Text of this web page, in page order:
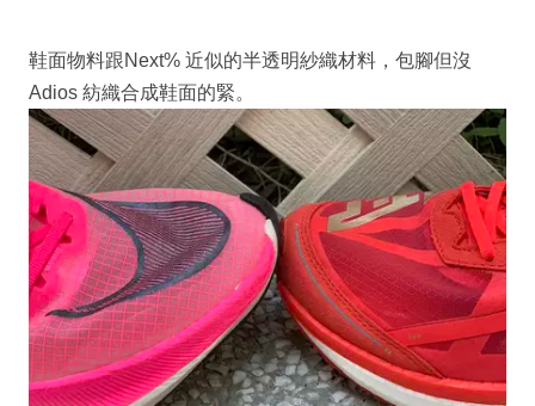
鞋面物料跟Next% 近似的半透明紗織材料，包腳但沒
Adios 紡織合成鞋面的緊。